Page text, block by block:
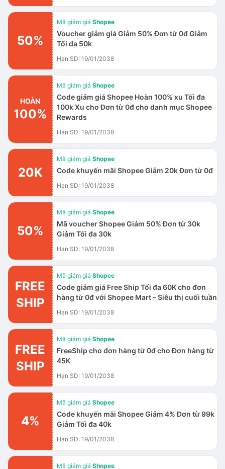
50%
Mã giảm giá Shopee
Voucher giảm giá Giảm 50% Đơn từ 0đ Giảm
Tối đa 50k
Hạn SD: 19/01/2038
HOÀN
100%
Mã giảm giá Shopee
Code giảm giá Shopee Hoàn 100% xu Tối đa
100k Xu cho Đơn từ 0đ cho danh mục Shopee
Rewards
Hạn SD: 19/01/2038
20K
Mã giảm giá Shopee
Code khuyến mãi Shopee Giảm 20k Đơn từ 0đ
Hạn SD: 19/01/2038
50%
Mã giảm giá Shopee
Mã voucher Shopee Giảm 50% Đơn từ 30k
Giảm Tối đa 30k
Hạn SD: 19/01/2038
FREE
SHIP
Mã giảm giá Shopee
Code giảm giá Free Ship Tối đa 60K cho đơn
hàng từ 0đ với Shopee Mart – Siêu thị cuối tuần
Hạn SD: 19/01/2038
FREE
SHIP
Mã giảm giá Shopee
FreeShip cho đơn hàng từ 0đ cho Đơn hàng từ
45K
Hạn SD: 19/01/2038
4%
Mã giảm giá Shopee
Code khuyến mãi Shopee Giảm 4% Đơn từ 99k
Giảm Tối đa 40k
Hạn SD: 19/01/2038
Mã giảm giá Shopee